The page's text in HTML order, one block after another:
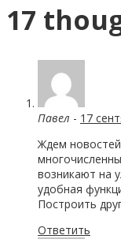
17
Павел - 17
Ждем
возникают на
удобная
Построить
Ответить